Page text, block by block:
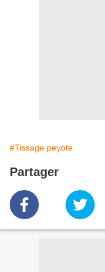
#Tissage peyote
Partager